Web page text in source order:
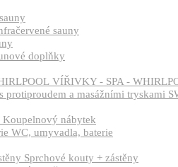
sauny
doplňky
VÍŘIVKY - SPA -
Koupelnový nábytek
WC, umyvadla, baterie
Sprchové kouty + zástěny